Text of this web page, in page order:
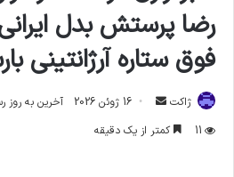
رضا پرستش بدل
فوق ستاره آرژانتینی
ژاکت
ارسال
ایمیل
16 ژوئن 2026 آخرین به روز رسانی: 16
11
کمتر از یک دقیقه